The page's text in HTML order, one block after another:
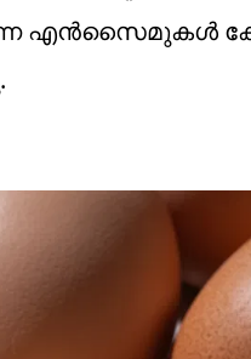
എൻസൈമുകൾ